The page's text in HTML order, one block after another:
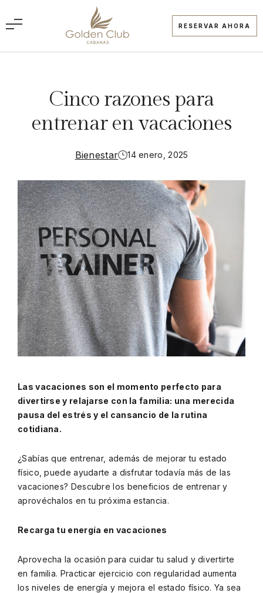
al
RESERVAR AHORA
ES
Inicio
Dónde Estamos
Resort
Qué hacer
Información Importante
Programa StayGolden
Blog
Ofertas de empleo
Cinco razones para
entrenar en vacaciones
Bienestar 14 enero, 2025
Las vacaciones son el momento perfecto para
divertirse y relajarse con la familia: una merecida
pausa del estrés y el cansancio de la rutina
cotidiana.
¿Sabías que entrenar, además de mejorar tu estado
físico, puede ayudarte a disfrutar todavía más de las
vacaciones? Descubre los beneficios de entrenar y
aprovéchalos en tu próxima estancia.
Recarga tu energía en vacaciones
Aprovecha la ocasión para cuidar tu salud y divertirte
en familia. Practicar ejercicio con regularidad aumenta
los niveles de energía y mejora el estado físico. Ya sea